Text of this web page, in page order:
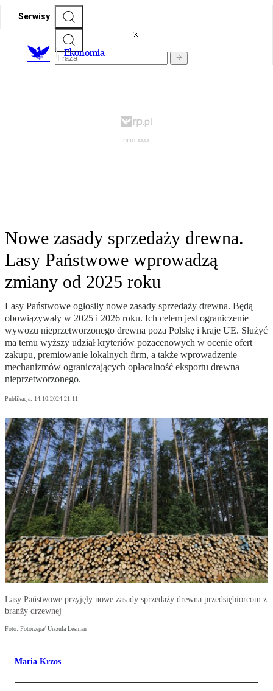
Serwisy
Ekonomia
Nowe zasady sprzedaży drewna.
Lasy Państwowe wprowadzą
zmiany od 2025 roku
Lasy Państwowe ogłosiły nowe zasady sprzedaży drewna. Będą
obowiązywały w 2025 i 2026 roku. Ich celem jest ograniczenie
wywozu nieprzetworzonego drewna poza Polskę i kraje UE. Służyć
ma temu wyższy udział kryteriów pozacenowych w ocenie ofert
zakupu, premiowanie lokalnych firm, a także wprowadzenie
mechanizmów ograniczających opłacalność eksportu drewna
nieprzetworzonego.
Publikacja: 14.10.2024 21:11
Lasy Państwowe przyjęły nowe zasady sprzedaży drewna przedsiębiorcom z
branży drzewnej
Foto: Fotorzepa/ Urszula Lesman
Maria Krzos